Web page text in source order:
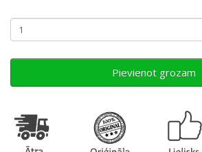
Pievienot grozam